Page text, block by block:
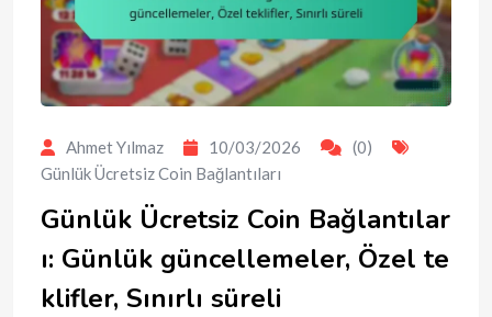
Ahmet Yılmaz 10/03/2026
(0)
Günlük Ücretsiz Coin Bağlantıları
Günlük Ücretsiz Coin Bağlantılar
ı: Günlük güncellemeler, Özel te
klifler, Sınırlı süreli